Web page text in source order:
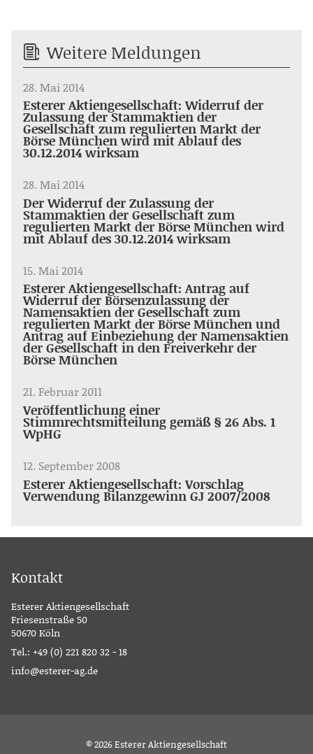
Weitere Meldungen
28. Mai 2014
Esterer Aktiengesellschaft: Widerruf der
Zulassung der Stammaktien der
Gesellschaft zum regulierten Markt der
Börse München wird mit Ablauf des
30.12.2014 wirksam
28. Mai 2014
Der Widerruf der Zulassung der
Stammaktien der Gesellschaft zum
regulierten Markt der Börse München wird
mit Ablauf des 30.12.2014 wirksam
15. Mai 2014
Esterer Aktiengesellschaft: Antrag auf
Widerruf der Börsenzulassung der
Namensaktien der Gesellschaft zum
regulierten Markt der Börse München und
Antrag auf Einbeziehung der Namensaktien
der Gesellschaft in den Freiverkehr der
Börse München
21. Februar 2011
Veröffentlichung einer
Stimmrechtsmitteilung gemäß § 26 Abs. 1
WpHG
12. September 2008
Esterer Aktiengesellschaft: Vorschlag
Verwendung Bilanzgewinn GJ 2007/2008
Kontakt
Esterer Aktiengesellschaft
Friesenstraße 50
50670 Köln
Tel.: +49 (0) 221 820 32 - 18
info@esterer-ag.de
© 2026 Esterer Aktiengesellschaft